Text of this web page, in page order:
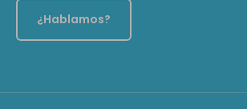
¿Hablamos?